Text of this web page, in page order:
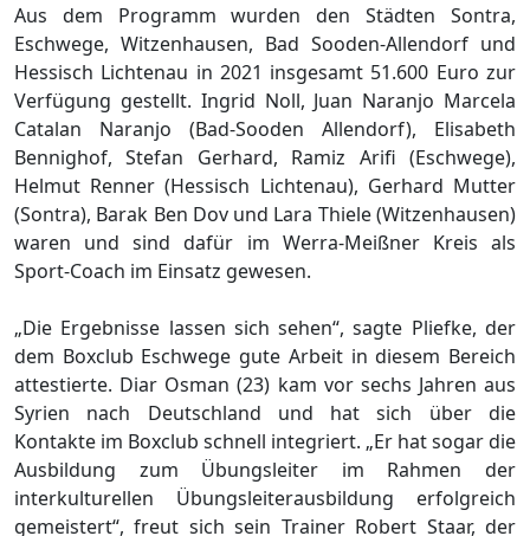
Aus dem Programm wurden den Städten Sontra,
Eschwege, Witzenhausen, Bad Sooden-Allendorf und
Hessisch Lichtenau in 2021 insgesamt 51.600 Euro zur
Verfügung gestellt. Ingrid Noll, Juan Naranjo Marcela
Catalan Naranjo (Bad-Sooden Allendorf), Elisabeth
Bennighof, Stefan Gerhard, Ramiz Arifi (Eschwege),
Helmut Renner (Hessisch Lichtenau), Gerhard Mutter
(Sontra), Barak Ben Dov und Lara Thiele (Witzenhausen)
waren und sind dafür im Werra-Meißner Kreis als
Sport-Coach im Einsatz gewesen.
„Die Ergebnisse lassen sich sehen“, sagte Pliefke, der
dem Boxclub Eschwege gute Arbeit in diesem Bereich
attestierte. Diar Osman (23) kam vor sechs Jahren aus
Syrien nach Deutschland und hat sich über die
Kontakte im Boxclub schnell integriert. „Er hat sogar die
Ausbildung zum Übungsleiter im Rahmen der
interkulturellen Übungsleiterausbildung erfolgreich
gemeistert“, freut sich sein Trainer Robert Staar, der